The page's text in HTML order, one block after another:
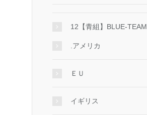
12【青組】BLUE-TEAM
.アメリカ
ＥＵ
イギリス